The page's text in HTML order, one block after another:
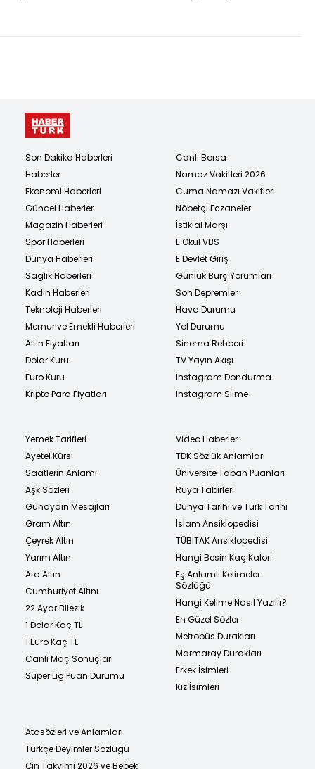
Son Dakika Haberleri
Haberler
Ekonomi Haberleri
Güncel Haberler
Magazin Haberleri
Spor Haberleri
Dünya Haberleri
Sağlık Haberleri
Kadın Haberleri
Teknoloji Haberleri
Memur ve Emekli Haberleri
Altın Fiyatları
Dolar Kuru
Euro Kuru
Kripto Para Fiyatları
Canlı Borsa
Namaz Vakitleri 2026
Cuma Namazı Vakitleri
Nöbetçi Eczaneler
İstiklal Marşı
E Okul VBS
E Devlet Giriş
Günlük Burç Yorumları
Son Depremler
Hava Durumu
Yol Durumu
Sinema Rehberi
TV Yayın Akışı
Instagram Dondurma
Instagram Silme
Yemek Tarifleri
Ayetel Kürsi
Saatlerin Anlamı
Aşk Sözleri
Günaydın Mesajları
Gram Altın
Çeyrek Altın
Yarım Altın
Ata Altın
Cumhuriyet Altını
22 Ayar Bilezik
1 Dolar Kaç TL
1 Euro Kaç TL
Canlı Maç Sonuçları
Süper Lig Puan Durumu
Video Haberler
TDK Sözlük Anlamları
Üniversite Taban Puanları
Rüya Tabirleri
Dünya Tarihi ve Türk Tarihi
İslam Ansiklopedisi
TÜBİTAK Ansiklopedisi
Hangi Besin Kaç Kalori
Eş Anlamlı Kelimeler
Sözlüğü
Hangi Kelime Nasıl Yazılır?
En Güzel Sözler
Metrobüs Durakları
Marmaray Durakları
Erkek İsimleri
Kız İsimleri
Atasözleri ve Anlamları
Türkçe Deyimler Sözlüğü
Çin Takvimi 2026 ve Bebek